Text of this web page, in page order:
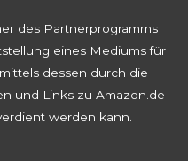
des Partnerprogramms
eines Mediums für
dessen durch die
und Links zu Amazon.de
werden kann.